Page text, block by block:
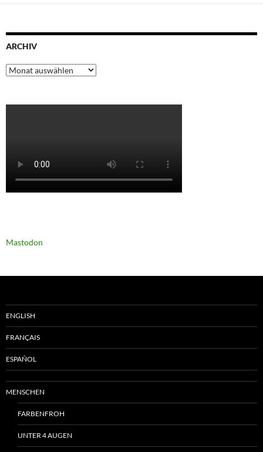
ARCHIV
Archiv
Mastodon
ENGLISH
FRANÇAIS
ESPAÑOL
MENSCHEN
FARBENFROH
UNTER 4 AUGEN